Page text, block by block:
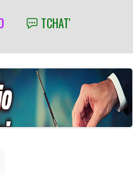
TCHAT'